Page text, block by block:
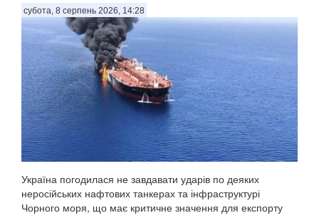
субота, 8 серпень 2026, 14:28
Україна погодилася не завдавати ударів по деяких
неросійських нафтових танкерах та інфраструктурі
Чорного моря, що має критичне значення для експорту